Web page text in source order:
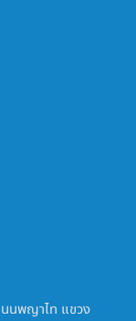
นนพญาไท แขวง